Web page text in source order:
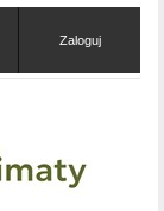
Zaloguj